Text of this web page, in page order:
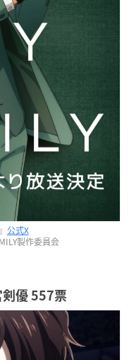
公式X
製作委員会
剣優 557票